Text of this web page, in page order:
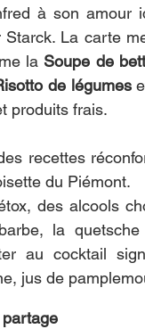
à son amour
La carte
la Soupe de
de légumes
produits frais.
recettes
du Piémont.
des alcools
la
au cocktail
jus de